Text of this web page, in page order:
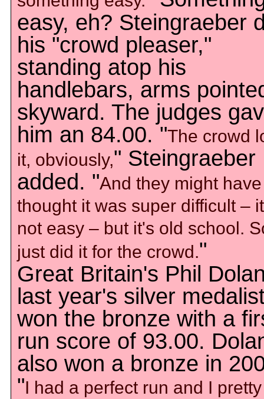
easy, eh? Steingraeber
his "crowd pleaser,"
standing atop his
handlebars, arms
skyward. The judges
him an 84.00. "The crowd
it, obviously," Steingraeber
added. "And they might have
thought it was super difficult –
not easy – but it's old school.
just did it for the crowd."
Great Britain's Phil
last year's silver
won the bronze with a
run score of 93.00.
also won a bronze in
"I had a perfect run and I pretty